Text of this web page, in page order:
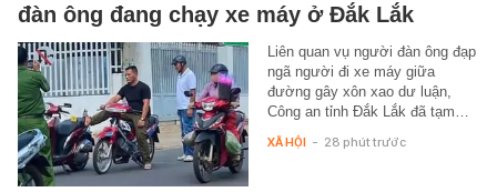
đàn ông đang chạy xe máy ở Đắk Lắk
Liên quan vụ người đàn ông đạp
ngã người đi xe máy giữa
đường gây xôn xao dư luận,
Công an tỉnh Đắk Lắk đã tạm…
XÃ HỘI - 28 phút trước